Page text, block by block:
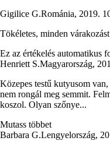
Gigilice G.Románia, 2019.
Tökéletes, minden
Ez az értékelés automatikus
Henriett S.Magyarország,
Közepes testű kutyusom
nem rongál meg semmit.
koszol. Olyan szőnye...
Mutass többet
Barbara G.Lengyelország,